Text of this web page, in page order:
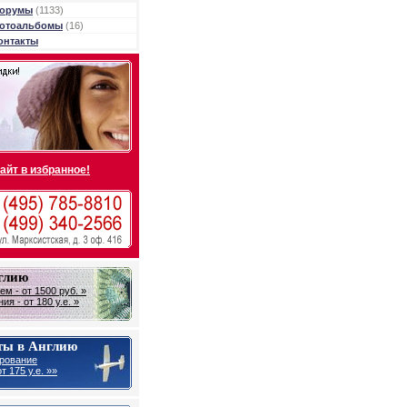
(1133)
(16)
в избранное!
- от 1500 руб. »
- от 180 у.е. »
в Англию
175 у.е. »»